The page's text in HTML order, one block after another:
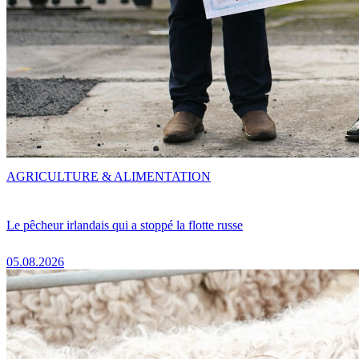
Le pêcheur irlandais qui a stoppé la flotte russe
05.08.2026
AGRICULTURE & ALIMENTATION